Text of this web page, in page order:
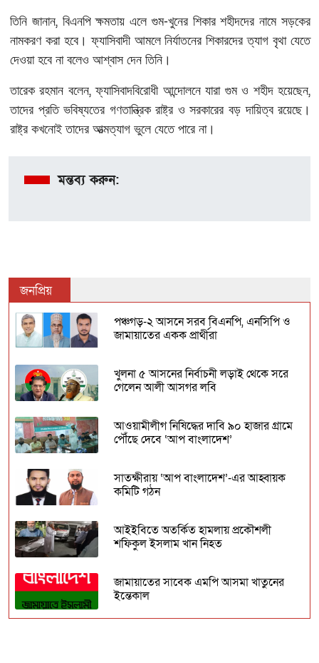
তিনি জানান, বিএনপি ক্ষমতায় এলে গুম-খুনের শিকার শহীদদের নামে সড়কের
নামকরণ করা হবে। ফ্যাসিবাদী আমলে নির্যাতনের শিকারদের ত্যাগ বৃথা যেতে
দেওয়া হবে না বলেও আশ্বাস দেন তিনি।
তারেক রহমান বলেন,ফ্যাসিবাদবিরোধী আন্দোলনে যারা গুম ও শহীদ হয়েছেন,
তাদের প্রতি ভবিষ্যতের গণতান্ত্রিক রাষ্ট্র ও সরকারের বড় দায়িত্ব রয়েছে।
রাষ্ট্র কখনোই তাদের আত্মত্যাগ ভুলে যেতে পারে না।
মন্তব্য করুন:
জনপ্রিয়
পঞ্চগড়-২ আসনে সরব বিএনপি, এনসিপি ও
জামায়াতের একক প্রার্থীরা
খুলনা ৫ আসনের নির্বাচনী লড়াই থেকে সরে
গেলেন আলী আসগর লবি
আওয়ামীলীগ নিষিদ্ধের দাবি ৯০ হাজার গ্রামে
পৌঁছে দেবে ‘আপ বাংলাদেশ’
সাতক্ষীরায় ‘আপ বাংলাদেশ’-এর আহ্বায়ক
কমিটি গঠন
আইইবিতে অতর্কিত হামলায় প্রকৌশলী
শফিকুল ইসলাম খান নিহত
জামায়াতের সাবেক এমপি আসমা খাতুনের
ইন্তেকাল